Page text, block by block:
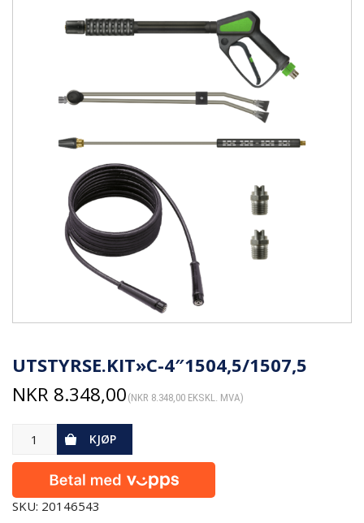
UTSTYRSE.KIT»C-4″1504,5/1507,5
NKR 8.348,00 (NKR 8.348,00 EKSKL. MVA)
KJØP
SKU: 20146543